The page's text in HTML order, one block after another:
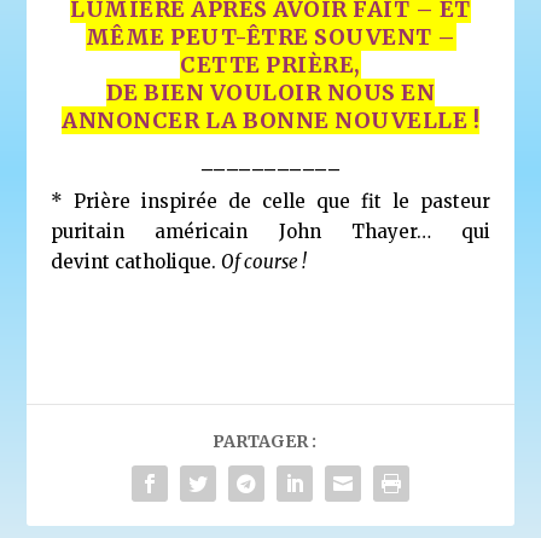
LUMIÈRE APRÈS AVOIR FAIT – ET
MÊME PEUT-ÊTRE SOUVENT –
CETTE PRIÈRE,
DE BIEN VOULOIR NOUS EN
ANNONCER LA BONNE NOUVELLE !
* Prière inspirée de celle que fit le pasteur
puritain américain John Thayer… qui
devint catholique. Of course !
PARTAGER :